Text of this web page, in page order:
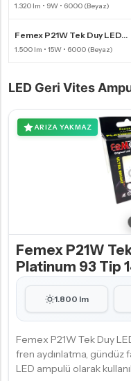
Femex P21W Tek Duy LED...
LED Geri Vites
ARIZA YAKMAZ
Femex P21W
Platinum 93 Tip
Beyaz
1.800 lm
Femex P21W Tek Duy
fren aydınlatma, gündüz
LED ampulü olarak